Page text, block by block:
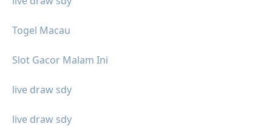
Togel Macau
Slot Gacor Malam Ini
live draw sdy
live draw sdy